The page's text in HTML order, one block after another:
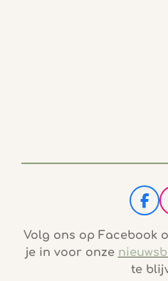
F
a
c
b
o
Volg ons op Facebook
je in voor onze
te